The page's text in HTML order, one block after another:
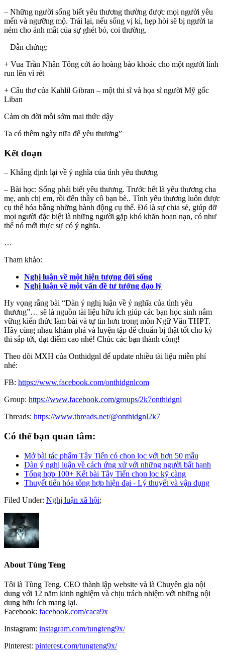
– Những người sống biết yêu thương thường được mọi người yêu
mến và ngưỡng mộ. Trái lại, nếu sống vị kỉ, hẹp hòi sẽ bị người ta
ném cho ánh mắt của sự ghét bỏ, coi thường.
– Dẫn chứng:
+ Vua Trần Nhân Tông cởi áo hoàng bào khoác cho một người lính
run lên vì rét
+ Câu thơ của Kahlil Gibran – một thi sĩ và họa sĩ người Mỹ gốc
Liban
Cảm ơn đời mỗi sớm mai thức dậy
Ta có thêm ngày nữa để yêu thương”
Kết đoạn
– Khẳng định lại về ý nghĩa của tình yêu thương
– Bài học: Sống phải biết yêu thương. Trước hết là yêu thương cha
mẹ, anh chị em, rồi đến thầy cô bạn bè.. Tình yêu thương luôn được
cụ thể hóa bằng những hành động cụ thể. Đó là sự chia sẻ, giúp đỡ
mọi người đặc biệt là những người gặp khó khăn hoạn nạn, có như
thế nó mới thực sự có ý nghĩa.
…
Tham khảo:
Nghị luận về một hiện tượng đời sống
Nghị luận về một vấn đề tư tưởng đạo lý
Hy vọng rằng bài “Dàn ý nghị luận về ý nghĩa của tình yêu
thương”… sẽ là nguồn tài liệu hữu ích giúp các bạn học sinh nắm
vững kiến thức làm bài và tự tin hơn trong môn Ngữ Văn THPT.
Hãy cùng nhau khám phá và luyện tập để chuẩn bị thật tốt cho kỳ
thi sắp tới, đạt điểm cao nhé! Chúc các bạn thành công!
Theo dõi MXH của Onthidgnl để update nhiều tài liệu miễn phí
nhé:
FB: https://www.facebook.com/onthidgnlcom
Group: https://www.facebook.com/groups/2k7onthidgnl
Threads: https://www.threads.net/@onthidgnl2k7
Có thể bạn quan tâm:
Mở bài tác phẩm Tây Tiến có chọn lọc với hơn 50 mẫu
Dàn ý nghị luận về cách ứng xử với những người bất hạnh
Tổng hợp 100+ Kết bài Tây Tiến chọn lọc kỹ càng
Thuyết tiến hóa tổng hợp hiện đại - Lý thuyết và vận dụng
Filed Under: Nghị luận xã hội;
About Tùng Teng
Tôi là Tùng Teng. CEO thành lập website và là Chuyên gia nội
dung với 12 năm kinh nghiệm và chịu trách nhiệm với những nội
dung hữu ích mang lại.
Facebook: facebook.com/caca9x
Instagram: instagram.com/tungteng9x/
Pinterest: pinterest.com/tungteng9x/